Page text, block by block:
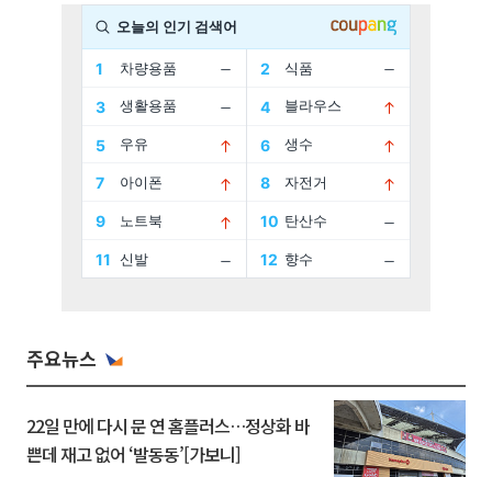
주요뉴스
22일 만에 다시 문 연 홈플러스…정상화 바
쁜데 재고 없어 ‘발동동’[가보니]